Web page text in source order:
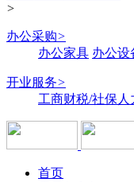
>
办公采购>
办公家具 办公设
开业服务>
工商财税/社保人
首页